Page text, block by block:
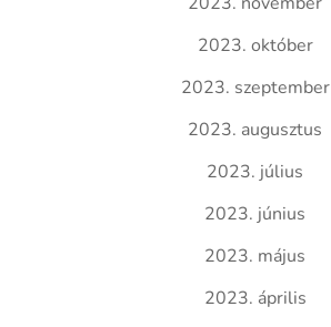
2023. október
2023. szeptember
2023. augusztus
2023. július
2023. június
2023. május
2023. április